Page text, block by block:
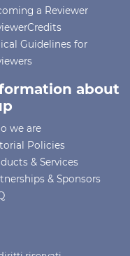
a Reviewer
Guidelines for
about
we are
Policies
& Services
& Sponsors